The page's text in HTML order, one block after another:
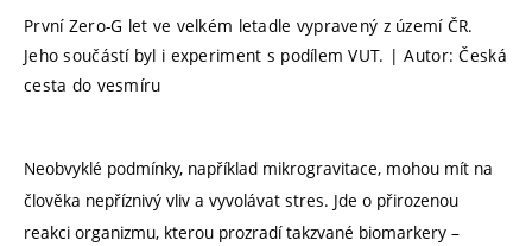
První Zero-G let ve velkém letadle vypravený z území ČR.
Jeho součástí byl i experiment s podílem VUT. | Autor: Česká
cesta do vesmíru
Neobvyklé podmínky, například mikrogravitace, mohou mít na
člověka nepříznivý vliv a vyvolávat stres. Jde o přirozenou
reakci organizmu, kterou prozradí takzvané biomarkery –